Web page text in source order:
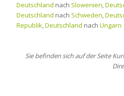
Deutschland nach Slowenien,
Deutschland nach Schweden,
Republik,Deutschland nach Ungarn
Sie befinden sich auf der Seite